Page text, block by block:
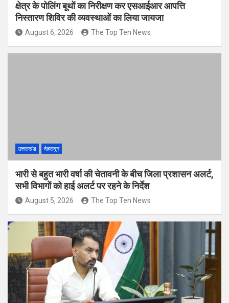
क्षेत्र के पोलिंग बूथों का निरीक्षण कर एसआईआर आपत्ति
निस्तारण शिविर की व्यवस्थाओं का लिया जायजा
August 6, 2026 The Top Ten News
उत्तराखंड देहरादून
भारी से बहुत भारी वर्षा की चेतावनी के बीच जिला प्रशासन अलर्ट,
सभी विभागों को हाई अलर्ट पर रहने के निर्देश
August 5, 2026 The Top Ten News